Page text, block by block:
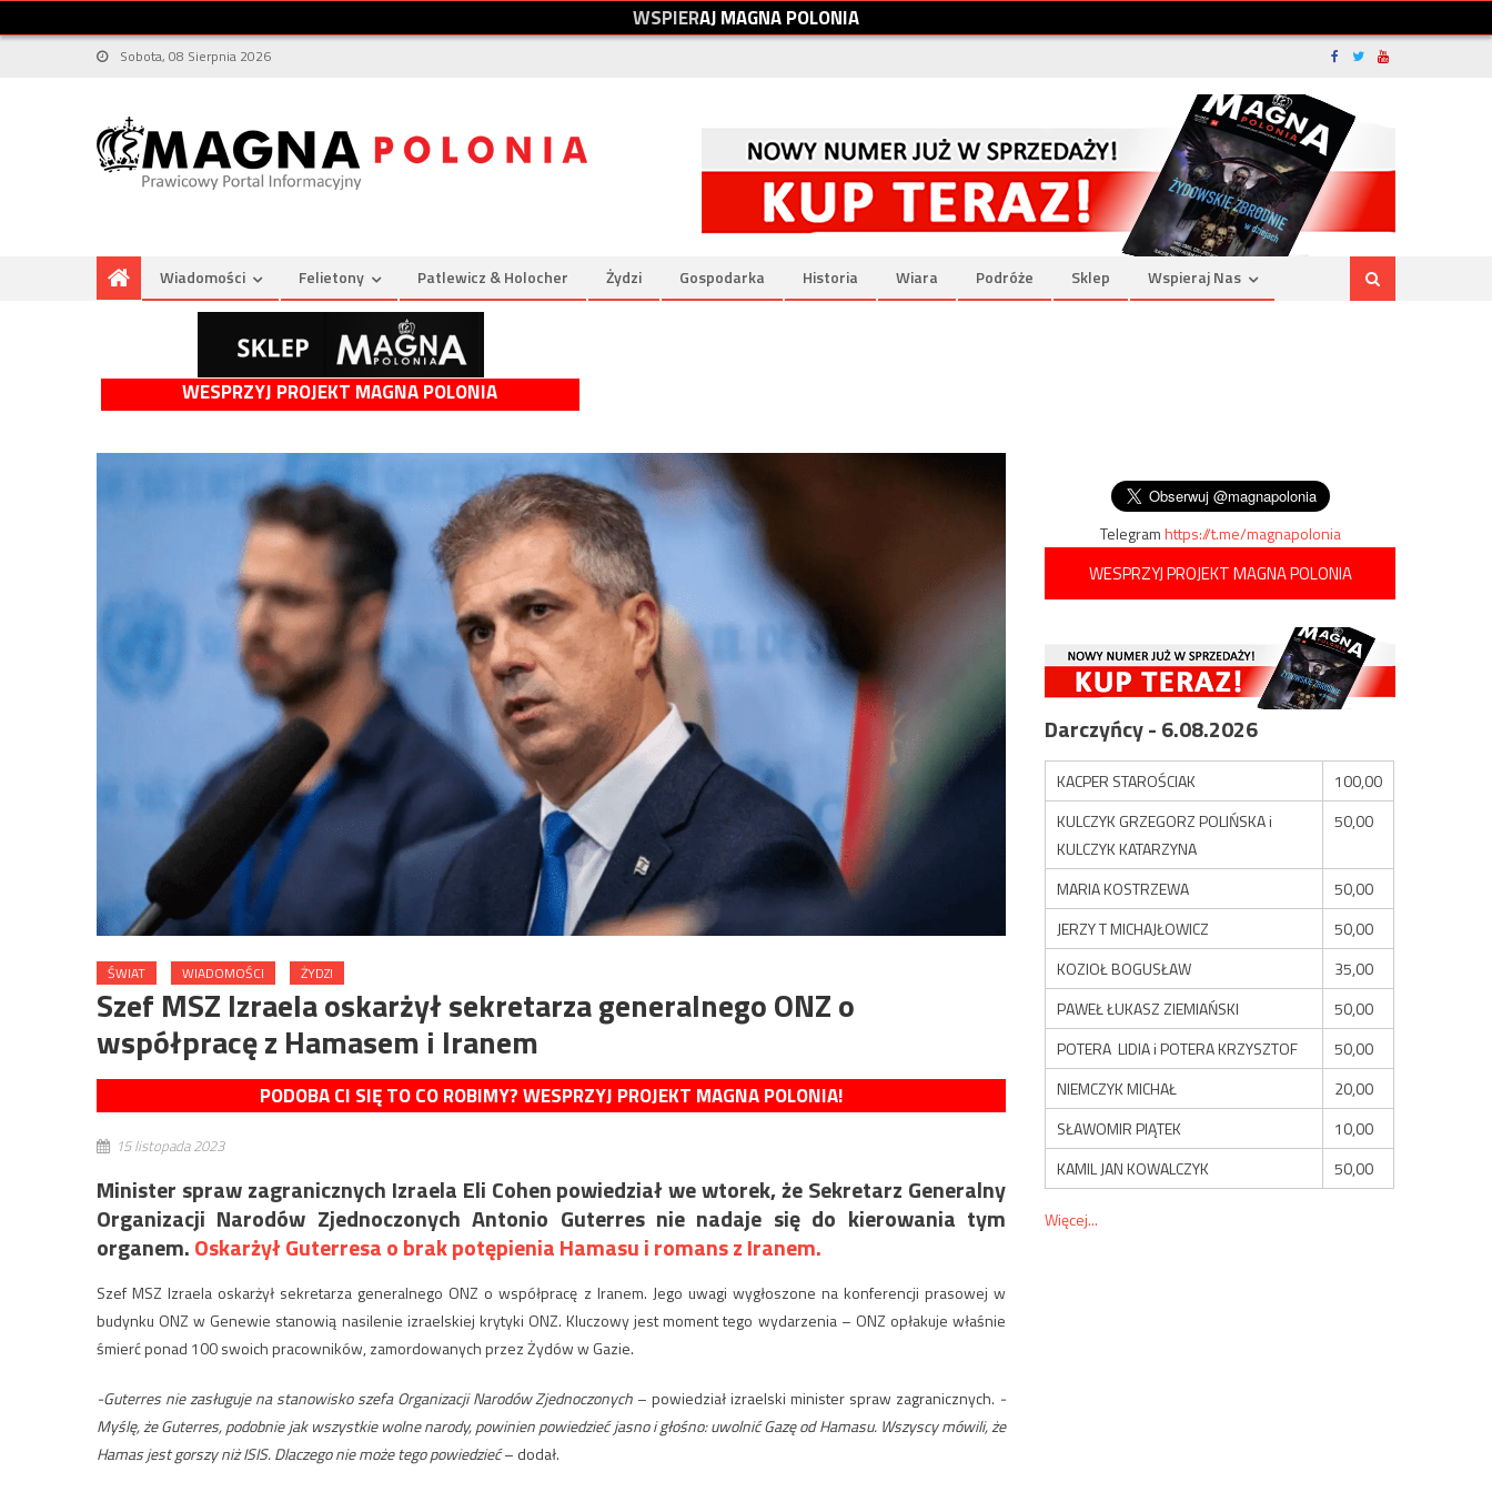
WSPIERAJMAGNAPOLONIA
Sobota, 08 Sierpnia 2026
Wiadomości Felietony Patlewicz & Holocher Żydzi Gospodarka Historia Wiara Podróże Sklep Wspieraj Nas
WESPRZYJ PROJEKT MAGNA POLONIA
ŚWIAT WIADOMOŚCI ŻYDZI
Szef MSZ Izraela oskarżył sekretarza generalnego ONZ o
współpracę z Hamasem i Iranem
PODOBA CI SIĘ TO CO ROBIMY? WESPRZYJ PROJEKT MAGNA POLONIA!
15 listopada 2023
Minister spraw zagranicznych Izraela Eli Cohen powiedział we wtorek, że Sekretarz Generalny
Organizacji Narodów Zjednoczonych Antonio Guterres nie nadaje się do kierowania tym
organem.Oskarżył Guterresa o brak potępienia Hamasu i romans z Iranem.
Szef MSZ Izraela oskarżył sekretarza generalnego ONZ o współpracę z Iranem. Jego uwagi wygłoszone na konferencji prasowej w
budynku ONZ w Genewie stanowią nasilenie izraelskiej krytyki ONZ. Kluczowy jest moment tego wydarzenia – ONZ opłakuje właśnie
śmierć ponad 100 swoich pracowników, zamordowanych przez Żydów w Gazie.
-Guterres nie zasługuje na stanowisko szefa Organizacji Narodów Zjednoczonych – powiedział izraelski minister spraw zagranicznych. -
Myślę, że Guterres, podobnie jak wszystkie wolne narody, powinien powiedzieć jasno i głośno: uwolnić Gazę od Hamasu. Wszyscy mówili, że
Hamas jest gorszy niż ISIS. Dlaczego nie może tego powiedzieć– dodał.
Telegramhttps://t.me/magnapolonia
WESPRZYJ PROJEKT MAGNA POLONIA
Darczyńcy - 6.08.2026
KACPER STAROŚCIAK
100,00
KULCZYK GRZEGORZ POLIŃSKA i
KULCZYK KATARZYNA
50,00
MARIA KOSTRZEWA
50,00
JERZY T MICHAJŁOWICZ
50,00
KOZIOŁ BOGUSŁAW
35,00
PAWEŁ ŁUKASZ ZIEMIAŃSKI
50,00
POTERA LIDIA i POTERA KRZYSZTOF
50,00
NIEMCZYK MICHAŁ
20,00
SŁAWOMIR PIĄTEK
10,00
KAMIL JAN KOWALCZYK
50,00
Więcej...